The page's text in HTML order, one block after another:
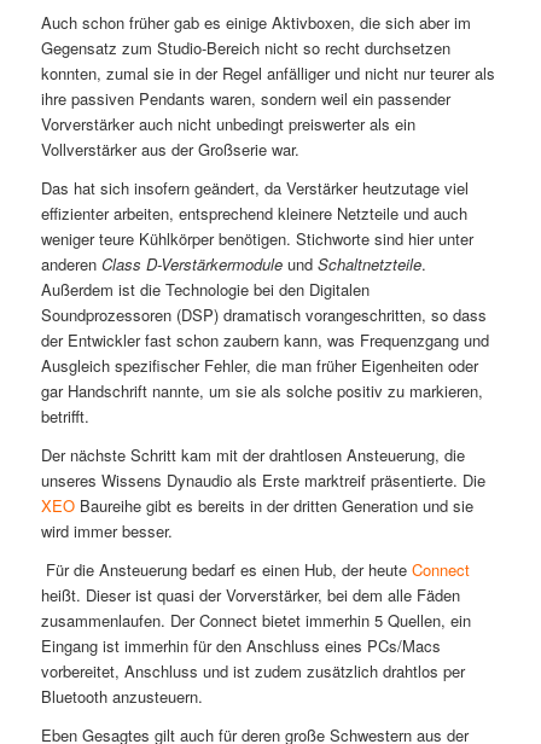
Auch schon früher gab es einige Aktivboxen, die sich aber im
Gegensatz zum Studio-Bereich nicht so recht durchsetzen
konnten, zumal sie in der Regel anfälliger und nicht nur teurer als
ihre passiven Pendants waren, sondern weil ein passender
Vorverstärker auch nicht unbedingt preiswerter als ein
Vollverstärker aus der Großserie war.
Das hat sich insofern geändert, da Verstärker heutzutage viel
effizienter arbeiten, entsprechend kleinere Netzteile und auch
weniger teure Kühlkörper benötigen. Stichworte sind hier unter
anderen Class D-Verstärkermoduleund Schaltnetzteile.
Außerdem ist die Technologie bei den Digitalen
Soundprozessoren (DSP) dramatisch vorangeschritten, so dass
der Entwickler fast schon zaubern kann, was Frequenzgang und
Ausgleich spezifischer Fehler, die man früher Eigenheiten oder
gar Handschrift nannte, um sie als solche positiv zu markieren,
betrifft.
Der nächste Schritt kam mit der drahtlosen Ansteuerung, die
unseres Wissens Dynaudio als Erste marktreif präsentierte. Die
XEOBaureihe gibt es bereits in der dritten Generation und sie
wird immer besser.
Für die Ansteuerung bedarf es einen Hub, der heute Connect
heißt. Dieser ist quasi der Vorverstärker, bei dem alle Fäden
zusammenlaufen. Der Connect bietet immerhin 5 Quellen, ein
Eingang ist immerhin für den Anschluss eines PCs/Macs
vorbereitet, Anschluss und ist zudem zusätzlich drahtlos per
Bluetooth anzusteuern.
Eben Gesagtes gilt auch für deren große Schwestern aus der